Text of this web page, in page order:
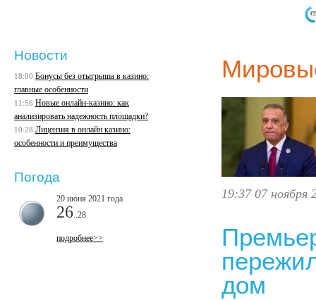
19:37 07 ноября
дом
Новости
18:00 Бонусы без отыгрыша в казино:
главные особенности
11:56 Новые онлайн-казино: как
анализировать надежность площадки?
10:28 Лицензия в онлайн казино:
особенности и преимущества
Погода
20 июня 2021 года
26 ..28
подробнее>>